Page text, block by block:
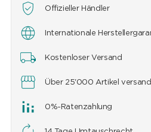
Offizieller Händler
Internationale
Kostenloser Versand
Über 25'000 Artikel
0%-Ratenzahlung